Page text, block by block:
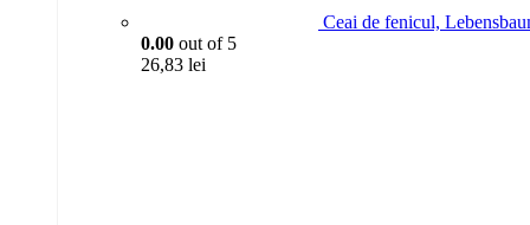
Ceai de fenicul,
0.00 out of 5
26,83 lei